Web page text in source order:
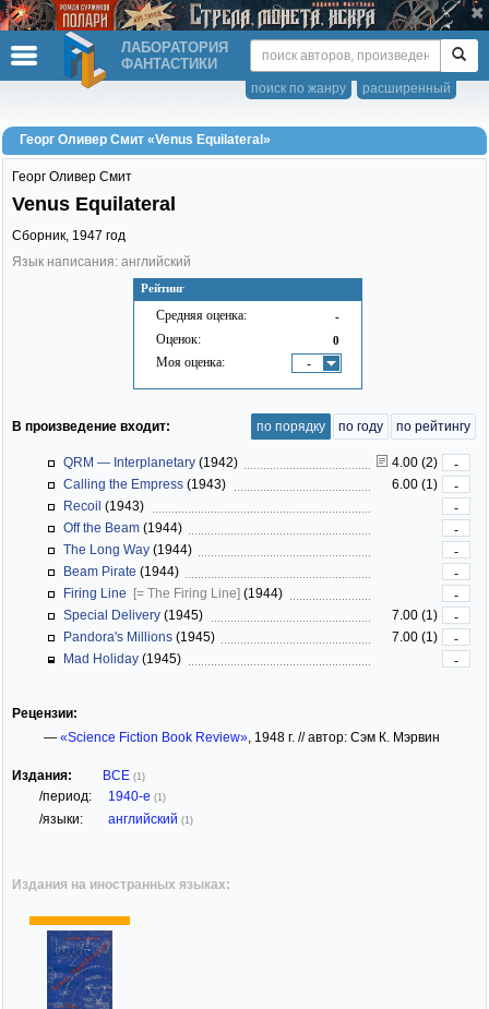
ЛАБОРАТОРИЯ
ФАНТАСТИКИ
расширенный
поиск по жанру
Георг Оливер Смит «Venus Equilateral»
Рейтинг
Средняя оценка: -
Оценок: 0
Моя оценка: -
Георг Оливер Смит
Venus Equilateral
Сборник, 1947 год
Язык написания: английский
В произведение входит: по порядку по году по рейтингу
QRM — Interplanetary (1942) 4.00 (2)
-
Calling the Empress (1943) 6.00 (1)
-
Recoil (1943)
-
Off the Beam (1944)
-
The Long Way (1944)
-
Beam Pirate (1944)
-
Firing Line [= The Firing Line] (1944)
-
Special Delivery (1945) 7.00 (1)
-
Pandora's Millions (1945) 7.00 (1)
-
Mad Holiday (1945) -
Рецензии:
— «Science Fiction Book Review», 1948 г. // автор: Сэм К. Мэрвин
Издания: ВСЕ (1)
/период: 1940-е (1)
/языки: английский (1)
Издания на иностранных языках: